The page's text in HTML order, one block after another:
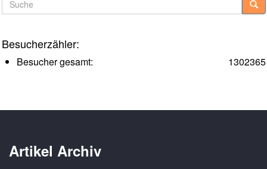
Besucherzähler:
1302365
Besucher gesamt:
Artikel Archiv